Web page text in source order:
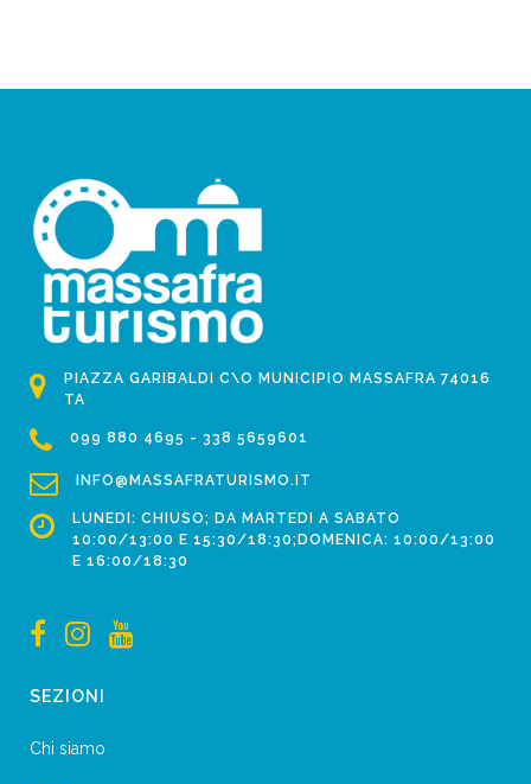
PIAZZA GARIBALDI C\O MUNICIPIO MASSAFRA 74016
TA
099 880 4695 - 338 5659601
INFO@MASSAFRATURISMO.IT
LUNEDI: CHIUSO; DA MARTEDI A SABATO
10:00/13:00 E 15:30/18:30;DOMENICA: 10:00/13:00
E 16:00/18:30
SEZIONI
Chi siamo